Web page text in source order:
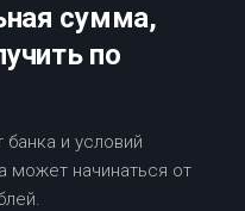
сумма,
по
и условий
может начинаться от